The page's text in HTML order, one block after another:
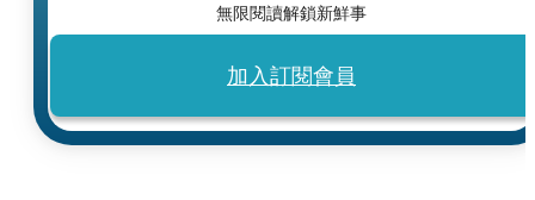
無限閱讀解鎖新鮮事
加入訂閱會員